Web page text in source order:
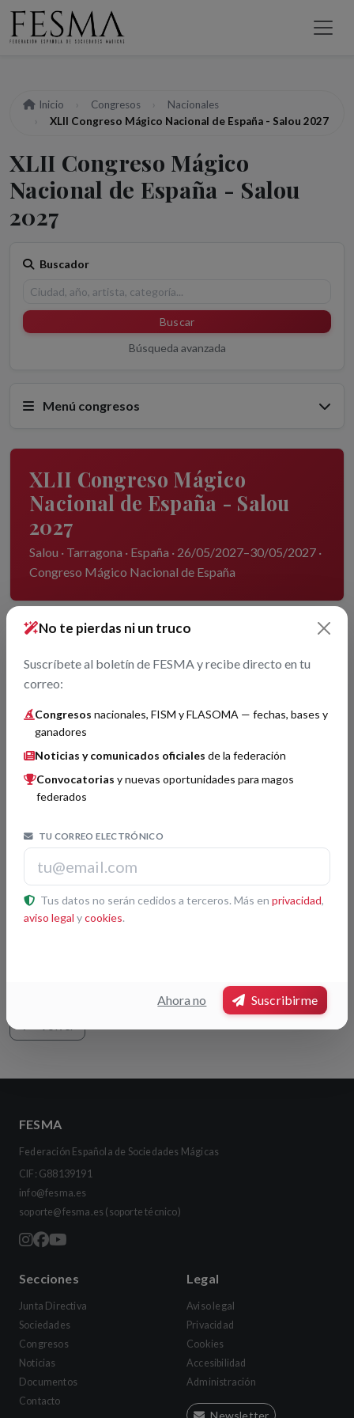
Inicio Congresos
Nacionales
XLII Congreso Mágico Nacional de España - Salou 2027
XLII Congreso Mágico
Nacional de España - Salou
2027
Buscador
Buscar
Búsqueda avanzada
Menú congresos
XLII Congreso Mágico
Nacional de España - Salou
2027
Salou · Tarragona · España · 26/05/2027–30/05/2027 ·
Congreso Mágico Nacional de España
Imagen no disponible
Tarracadabra. Presidido porRodney James Piper.
Jurado por confirmar.
No te pierdas ni un truco
Suscríbete al boletín de FESMA y recibe directo en tu
correo:
Congresos nacionales, FISM y FLASOMA — fechas, bases y
ganadores
Noticias y comunicados oficiales de la federación
Convocatorias y nuevas oportunidades para magos
federados
TU CORREO ELECTRÓNICO
Tus datos no serán cedidos a terceros. Más en privacidad,
aviso legal ycookies.
Ahora no Suscribirme
FESMA
Federación Española de Sociedades Mágicas
CIF: G88139191
info@fesma.es
soporte@fesma.es (soporte técnico)
Secciones
Junta Directiva
Sociedades
Congresos
Noticias
Documentos
Contacto
Legal
Aviso legal
Privacidad
Cookies
Accesibilidad
Administración